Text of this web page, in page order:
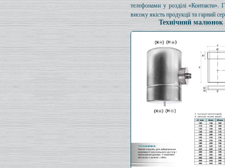
телефонами у розділі «Контакти».
високу якість продукції та гарний
Технічний малюнок